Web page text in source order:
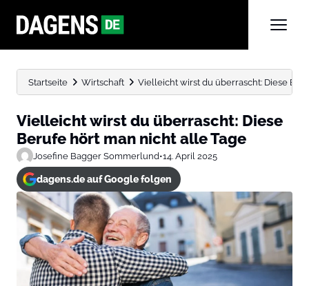
Startseite Wirtschaft Vielleicht wirst du überrascht: Diese
Vielleicht wirst du überrascht: Diese
Berufe hört man nicht alle Tage
Josefine Bagger Sommerlund•14. April 2025
dagens.de auf Google folgen